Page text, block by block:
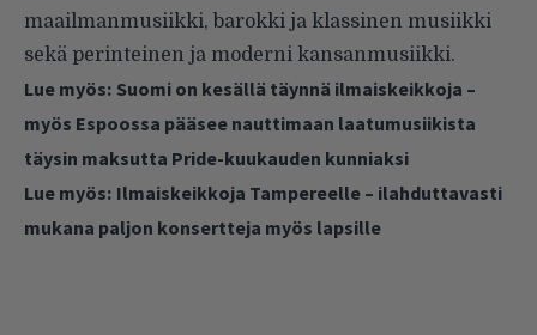
maailmanmusiikki, barokki ja klassinen musiikki
sekä perinteinen ja moderni kansanmusiikki.
Lue myös: Suomi on kesällä täynnä ilmaiskeikkoja –
myös Espoossa pääsee nauttimaan laatumusiikista
täysin maksutta Pride-kuukauden kunniaksi
Lue myös: Ilmaiskeikkoja Tampereelle – ilahduttavasti
mukana paljon konsertteja myös lapsille